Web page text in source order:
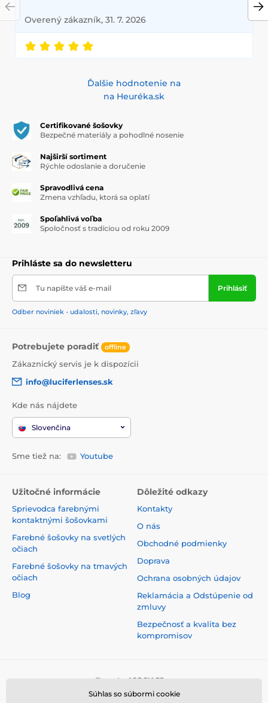
Overený zákazník, 31. 7. 2026
Ďalšie hodnotenie na
na Heuréka.sk
Certifikované šošovky
Bezpečné materiály a pohodlné nosenie
Najširší sortiment
Rýchle odoslanie a doručenie
Spravodlivá cena
Zmena vzhľadu, ktorá sa oplatí
Spoľahlivá voľba
Spoločnosť s tradíciou od roku 2009
Prihláste sa do newsletteru
Tu napíšte váš e-mail Prihlásiť
Odber noviniek - udalosti, novinky, zľavy
Potrebujete poradiť offline
Zákaznický servis je k dispozícii
info@luciferlenses.sk
Kde nás nájdete
Slovenčina
Sme tiež na: Youtube
Užitočné informácie
Sprievodca farebnými
kontaktnými šošovkami
Farebné šošovky na svetlých
očiach
Farebné šošovky na tmavých
očiach
Blog
Dôležité odkazy
Kontakty
O nás
Obchodné podmienky
Doprava
Ochrana osobných údajov
Reklamácia a Odstúpenie od
zmluvy
Bezpečnosť a kvalita bez
kompromisov
Súhlas so súbormi cookie